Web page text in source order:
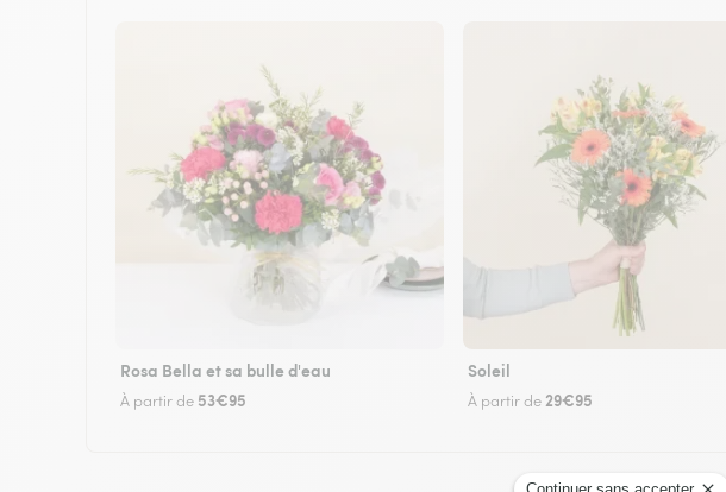
Rosa Bella et sa bulle d'eau
À partir de 53€95
Soleil
À partir de 29€95